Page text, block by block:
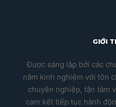
GIỚI
Được sáng lập bởi các
năm kinh nghiệm với tôn
chuyên nghiệp, tận tâm
cam kết tiếp tục hành